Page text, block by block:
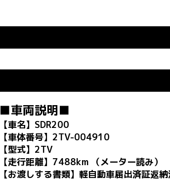
■車両説明■
【車名】SDR200
【車体番号】2TV-004910
【型式】2TV
【走行距離】7488km （メーター読み）
【お渡しする書類】軽自動車届出済証返